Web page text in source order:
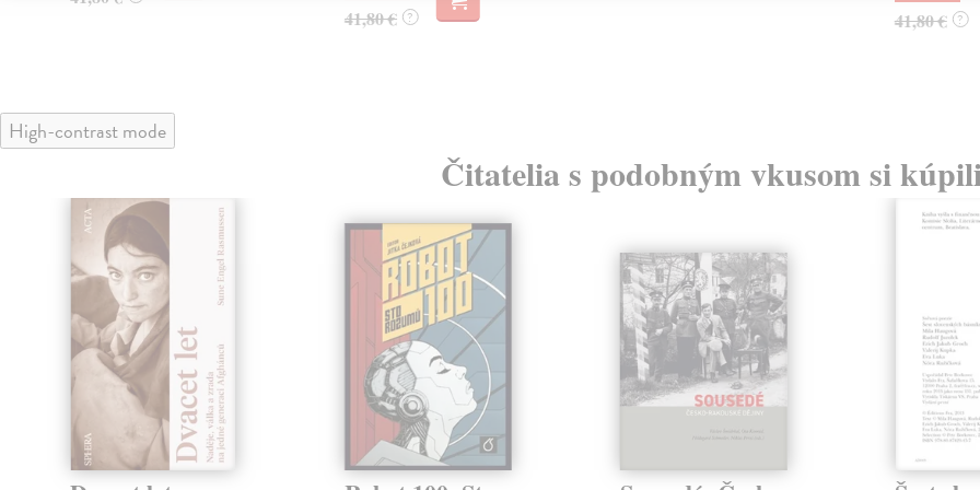
41,80 € ? 41,80 € ?
High-contrast mode
Čitatelia s podobným vkusom si